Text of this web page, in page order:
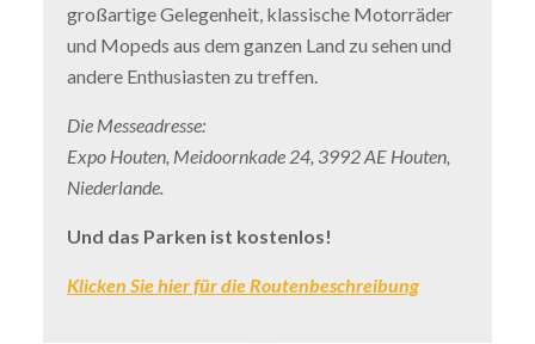
großartige Gelegenheit, klassische Motorräder
und Mopeds aus dem ganzen Land zu sehen und
andere Enthusiasten zu treffen.
Die Messeadresse:
Expo Houten, Meidoornkade 24, 3992 AE Houten,
Niederlande.
Und das Parken ist kostenlos!
Klicken Sie hier für die Routenbeschreibung